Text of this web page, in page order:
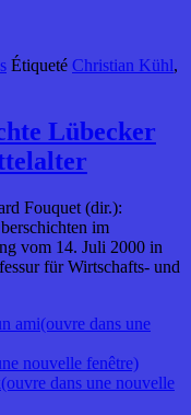
Étiqueté Christian Kühl,
Lübecker
Fouquet (dir.):
im
vom 14. Juli 2000 in
für Wirtschafts- und
ami(ouvre dans une
nouvelle fenêtre)
dans une nouvelle